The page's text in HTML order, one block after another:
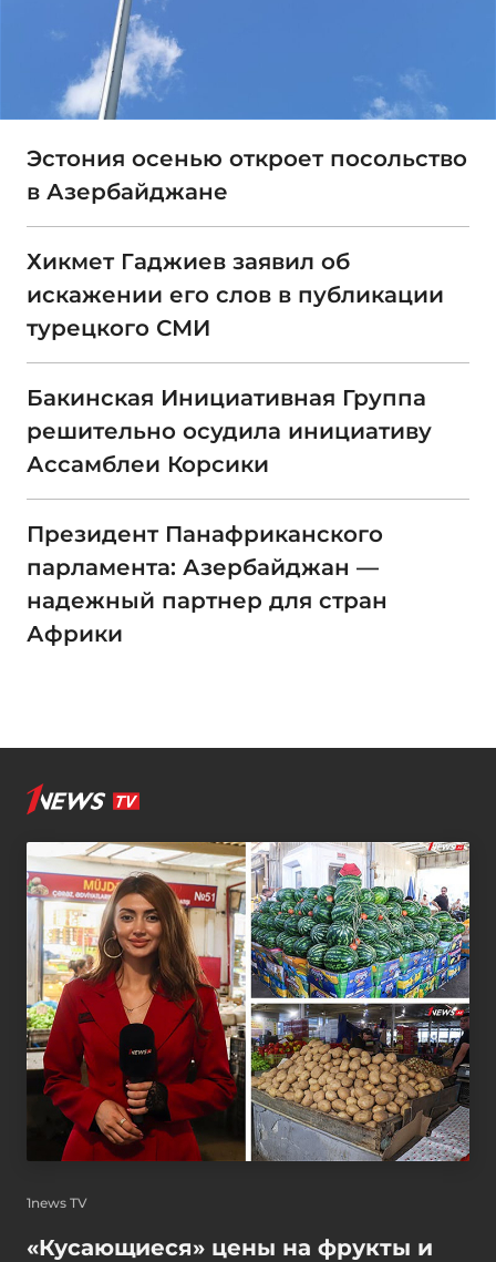
Эстония осенью откроет посольство
в Азербайджане
Хикмет Гаджиев заявил об
искажении его слов в публикации
турецкого СМИ
Бакинская Инициативная Группа
решительно осудила инициативу
Ассамблеи Корсики
Президент Панафриканского
парламента: Азербайджан —
надежный партнер для стран
Африки
1news TV
«Кусающиеся» цены на фрукты и